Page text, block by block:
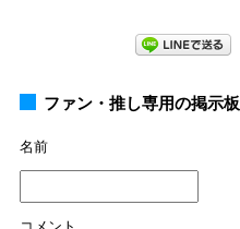
ファン・推し専用の掲示板
名前